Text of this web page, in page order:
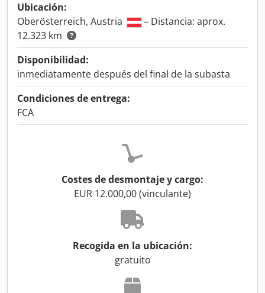
Ubicación:
Oberösterreich, Austria
– Distancia: aprox.
12.323 km
Disponibilidad:
inmediatamente después del final de la subasta
Condiciones de entrega:
FCA
Costes de desmontaje y cargo:
EUR 12.000,00 (vinculante)
Recogida en la ubicación:
gratuito